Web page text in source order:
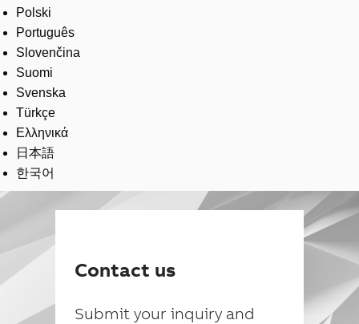
Polski
Português
Slovenčina
Suomi
Svenska
Türkçe
Ελληνικά
日本語
한국어
Contact us
Submit your inquiry and